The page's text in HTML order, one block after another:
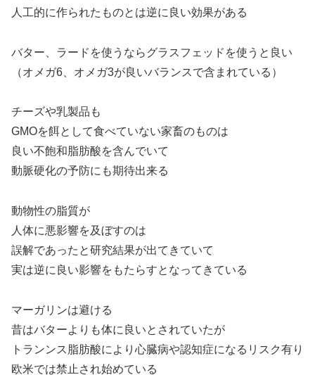
人工的に作られたものとは逆に良い効果がある
バター、ラードを使うならグラスフェッドを使うと良い
（オメガ6、オメガ3が良いバランスで含まれている）
チーズや乳製品も
GMOを餌として食べていない家畜のものは
良い不飽和脂肪酸を含んでいて
動脈硬化の予防にも期待出来る
動物性の脂質が
人体に悪影響を及ぼすのは
誤解であったと研究結果が出てきていて
実は逆に良い影響をもたらすとなってきている
マーガリンは避ける
昔はバターよりも体に良いとされていたが
トランンス脂肪酸により心臓病や認知症になるリスク有り
欧米では禁止され始めている